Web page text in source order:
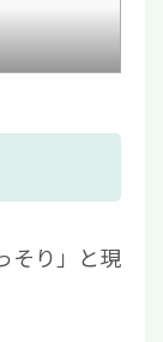
そり」と現